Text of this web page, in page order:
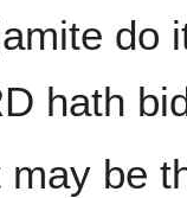
do
hath
may be